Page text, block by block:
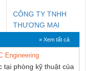
CÔNG TY TNHH
THƯƠNG MẠI
THIÊN ÂN VIỆT
NAM
» Xem tất cả
Engineering
tại phòng kỹ thuật của